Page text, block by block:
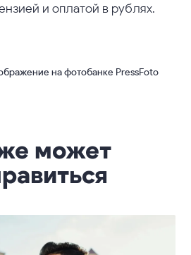
и оплатой в рублях.
на фотобанке PressFoto
может